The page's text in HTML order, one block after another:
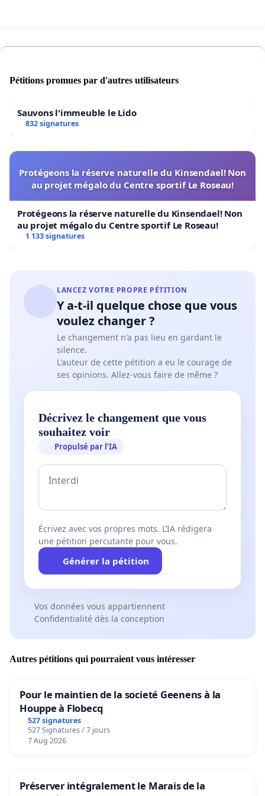
Sans piscine publique facilement accessible,
piscines privées ne fera qu’augmenter
est la plus petite de la Ville, doncla plus
écologiqueà maintenirpour la municipalité.
Une piscine est aussi un endroit poursocialiser
rencontrer nos voisins tous âges
qui n’ont pas de piscine avec surveillance.
Une piscine Préville reconstruite et chauffée à
l’énergie solaire pourrait être porteur de projets
entre la Ville, l’école Préville et le club de natation
Blue Machineafin d’augmenter l’offre
actuellement déficitaire decours de natation
fermeture de la piscine à l’été 2021: les cris
d’enfants, les chansons et les “splashs” ne sont plus
Une piscine publique c’est aussi des
Nous signons cette pétition pour demander à la
Ville de Saint-Lambert de maintenir et réparer la
piscine Préville en se basant sur les 5 aspects
élaborés plus haut.
You must the SIGNATURE
Inbox***SHARE, no need to make a donation
MAINTENANCEandREPAIRof thePREVILLE POOL
activities since 1963. It is located in the only
neighborhood park in the former town of Préville
(see picture).
We want Saint-Lambert tocreate valueby
Pétitions promues par d'autres utilisateurs
Sauvons l'immeuble le Lido
832 signatures
Protégeons la réserve naturelle du Kinsendael! Non
au projet mégalo du Centre sportif Le Roseau!
Protégeons la réserve naturelle du Kinsendael! Non
au projet mégalo du Centre sportif Le Roseau!
1 133 signatures
LANCEZ VOTRE PROPRE PÉTITION
Y a-t-il quelque chose que vous
voulez changer ?
Le changement n'a pas lieu en gardant le
silence.
L'auteur de cette pétition a eu le courage de
ses opinions. Allez-vous faire de même ?
Décrivez le changement que vous
souhaitez voir
Propulsé par l’IA
Écrivez avec vos propres mots. L’IA rédigera
une pétition percutante pour vous.
Générer la pétition
Vos données vous appartiennent
Confidentialité dès la conception
Autres pétitions qui pourraient vous intéresser
Pour le maintien de la societé Geenens à la
Houppe à Flobecq
527 signatures
527 Signatures / 7 jours
7 Aug 2026
Préserver intégralement le Marais de la